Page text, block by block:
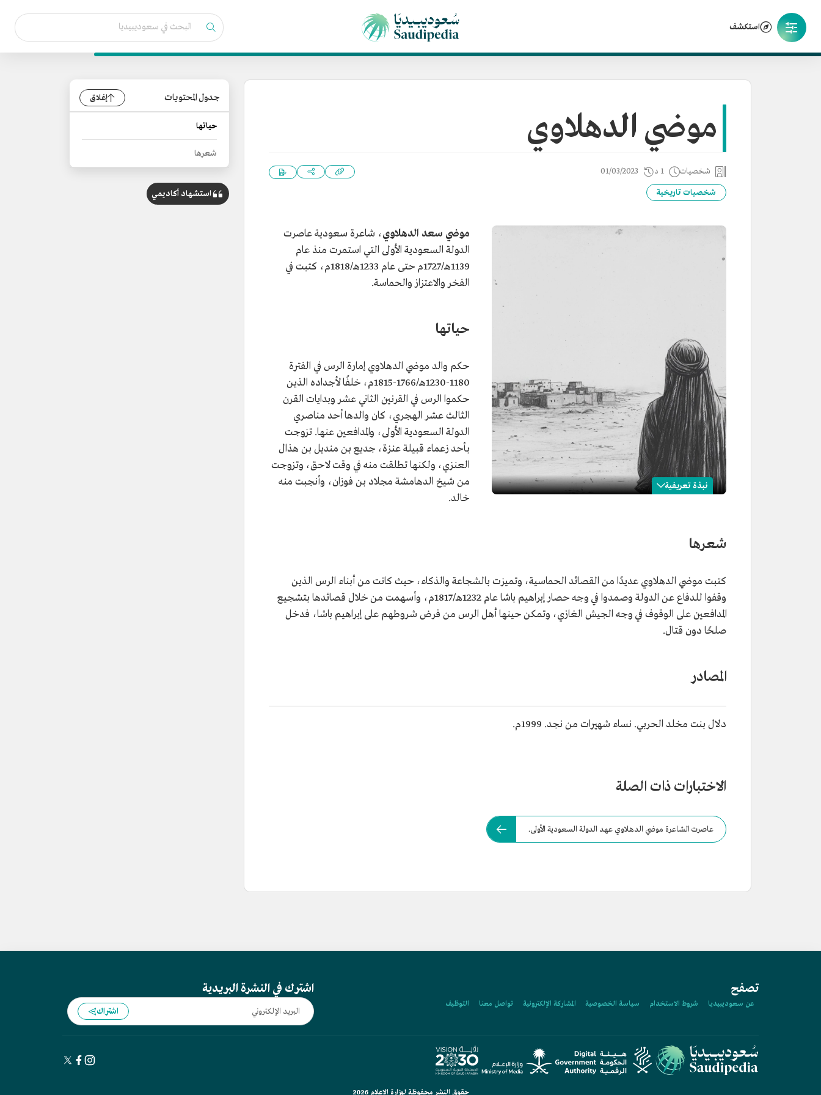
استكشف
موضي الدهلاوي
شخصيات 1 د 01/03/2023
شخصيات تاريخية
نبذة تعريفية
من أغراض شعرها
كتبت في الفخر والاعتزاز والحماسة.
من صفاتها
الشجاعة، والذكاء.
موضي سعد الدهلاوي، شاعرة سعودية عاصرت
الدولة السعودية الأولى التي استمرت منذ عام
1139هـ/1727م حتى عام 1233هـ/1818م، كتبت في
الفخر والاعتزاز والحماسة.
حياتها
حكم والد موضي الدهلاوي إمارة الرس في الفترة
1180-1230هـ/1766-1815م، خلفًا لأجداده الذين
حكموا الرس في القرنين الثاني عشر وبدايات القرن
الثالث عشر الهجري، كان والدها أحد مناصري
الدولة السعودية الأولى، والمدافعين عنها. تزوجت
بأحد زعماء قبيلة عنزة، جديع بن منديل بن هذال
العنزي، ولكنها تطلقت منه في وقت لاحق، وتزوجت
من شيخ الدهامشة مجلاد بن فوزان، وأنجبت منه
خالد.
شعرها
كتبت موضي الدهلاوي عديدًا من القصائد الحماسية، وتميزت بالشجاعة والذكاء، حيث كانت من أبناء الرس الذين
وقفوا للدفاع عن الدولة وصمدوا في وجه حصار إبراهيم باشا عام 1232هـ/1817م، وأسهمت من خلال قصائدها بتشجيع
المدافعين على الوقوف في وجه الجيش الغازي، وتمكن حينها أهل الرس من فرض شروطهم على إبراهيم باشا، فدخل
صلحًا دون قتال.
المصادر
دلال بنت مخلد الحربي. نساء شهيرات من نجد. 1999م.
الاختبارات ذات الصلة
عاصرت الشاعرة موضي الدهلاوي عهد الدولة السعودية الأولى.
جدول المحتويات إغلاق
حياتها
شعرها
استشهاد أكاديمي
تصفح
عن سعوديبيديا شروط الاستخدام سياسة الخصوصية المشاركة الإلكترونية تواصل معنا التوظيف
اشترك في النشرة البريدية
اشتراك
حقوق النشر محفوظة لوزارة الإعلام 2026